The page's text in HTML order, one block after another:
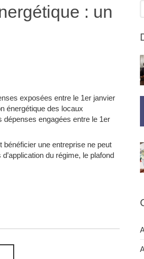
: un
exposées entre le 1er janvier
énergétique des locaux
dépenses engagées entre le 1er
bénéficier une entreprise ne peut
du régime, le plafond